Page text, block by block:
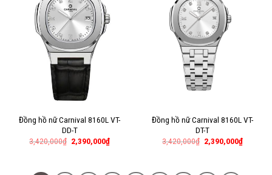
Đồng hồ nữ Carnival 8160L VT-
DD-T
3,420,000₫ 2,390,000₫
Đồng hồ nữ Carnival 8160L VT-
DT-T
3,420,000₫ 2,390,000₫